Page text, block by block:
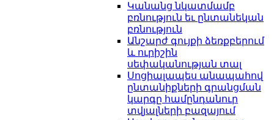
Կանանց նկատմամբ
բռնություն եւ ընտանեկան
բռնություն
Անշարժ գույքի ձեռքբերում
և ուրիշին
սեփականության տալ
Սոցիալապես անապահով
ընտանիքների գրանցման
կարգը համընդանուր
տվյալների բազայում